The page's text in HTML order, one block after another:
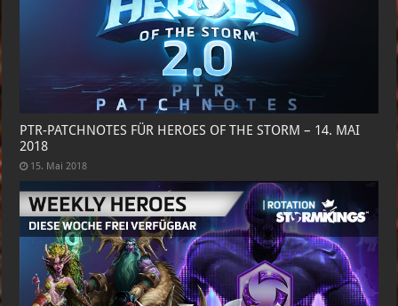
PTR-PATCHNOTES FÜR HEROES OF THE STORM – 14. MAI
2018
15. Mai 2018